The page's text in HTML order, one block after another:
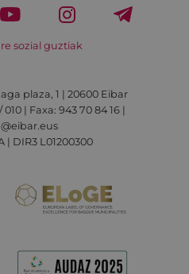
sozial guztiak
plaza, 1 | 20600 Eibar
| Faxa: 943 70 84 16 |
| DIR3 L01200300